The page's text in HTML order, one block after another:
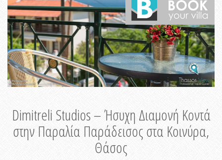
Dimitreli Studios – Ήσυχη Διαμονή Κοντά
στην Παραλία Παράδεισος στα Κοινύρα,
Θάσος